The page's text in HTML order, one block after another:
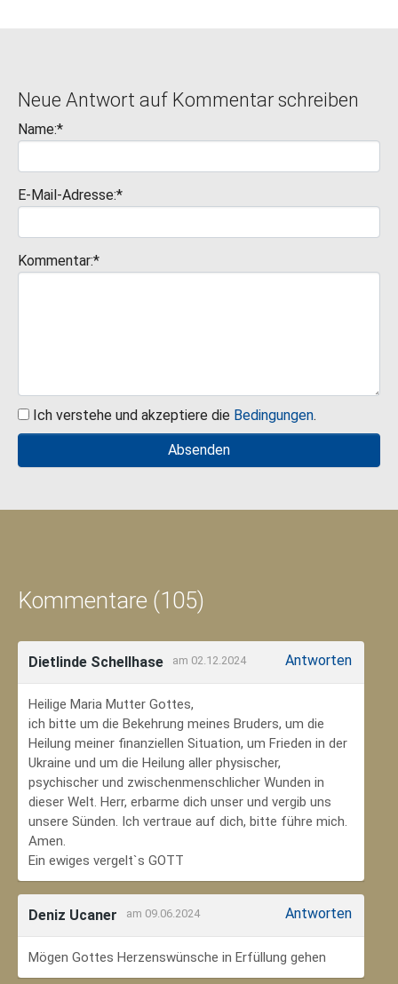
Neue Antwort auf Kommentar schreiben
Name:*
E-Mail-Adresse:*
Kommentar:*
Ich verstehe und akzeptiere die Bedingungen.
Kommentare (105)
Dietlinde Schellhase am 02.12.2024 Antworten
Heilige Maria Mutter Gottes,
ich bitte um die Bekehrung meines Bruders, um die
Heilung meiner finanziellen Situation, um Frieden in der
Ukraine und um die Heilung aller physischer,
psychischer und zwischenmenschlicher Wunden in
dieser Welt. Herr, erbarme dich unser und vergib uns
unsere Sünden. Ich vertraue auf dich, bitte führe mich.
Amen.
Ein ewiges vergelt`s GOTT
Deniz Ucaner am 09.06.2024 Antworten
Mögen Gottes Herzenswünsche in Erfüllung gehen